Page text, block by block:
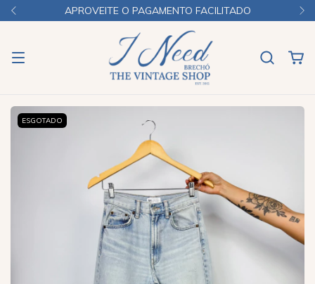
APROVEITE O PAGAMENTO FACILITADO
ESGOTADO